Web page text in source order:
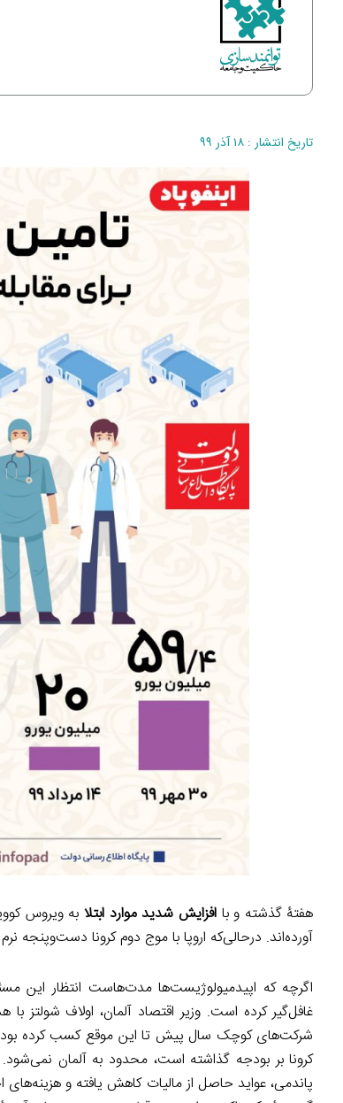
تاریخ انتشار : ۱۸ آذر ۹۹
هفتۀ گذشته و باافزایش شدید موارد ابتلا
آورده‌اند. درحالی‌که اروپا با موج دوم کرونا دست‌وپنجه
اگرچه که اپیدمیولوژیست‌ها مدت‌هاست انتظار این
غافل‌گیر کرده است. وزیر اقتصاد آلمان، اولاف شولتز
شرکت‌های کوچک سال پیش تا این موقع کسب کرده بودند،
پاندمی، عواید حاصل از مالیات کاهش یافته و